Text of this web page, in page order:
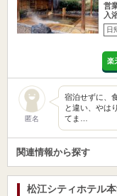
営
入
日
楽
匿名
宿泊せずに、
と違い、やは
てま…
関連情報から探す
松江シティホテル